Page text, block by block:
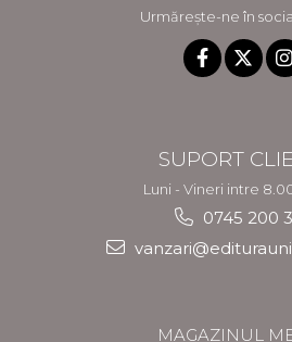
Urmărește-ne în
SUPORT
Luni - Vineri intre
0745 200
MAGAZINUL